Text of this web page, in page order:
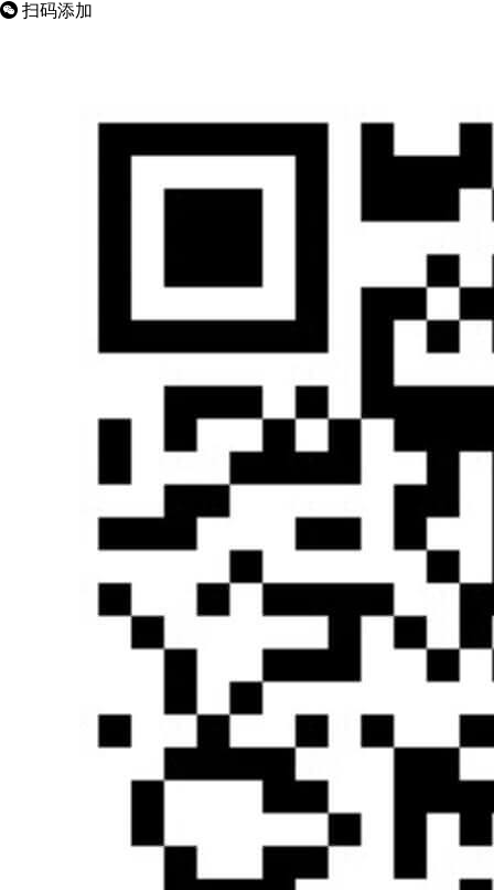
扫码添加